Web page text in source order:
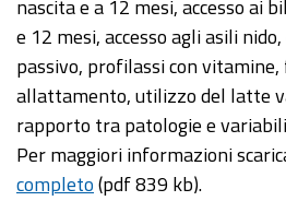
nascita e a 12 mesi, accesso ai
e 12 mesi, accesso agli asili
passivo, profilassi con
allattamento, utilizzo del latte
rapporto tra patologie e
Per maggiori informazioni
completo(pdf 839 kb).